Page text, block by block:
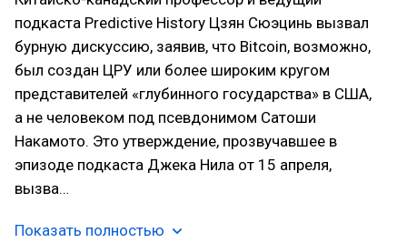
подкаста Predictive History Цзян Сюэцинь вызвал
бурную дискуссию, заявив, что Bitcoin, возможно,
был создан ЦРУ или более широким кругом
представителей «глубинного государства» в США,
а не человеком под псевдонимом Сатоши
Накамото. Это утверждение, прозвучавшее в
эпизоде подкаста Джека Нила от 15 апреля,
вызва…
Показать полностью